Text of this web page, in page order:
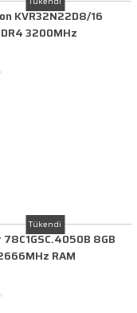
KVR32N22D8/16
3200MHz
Tükendi
8GB
RAM